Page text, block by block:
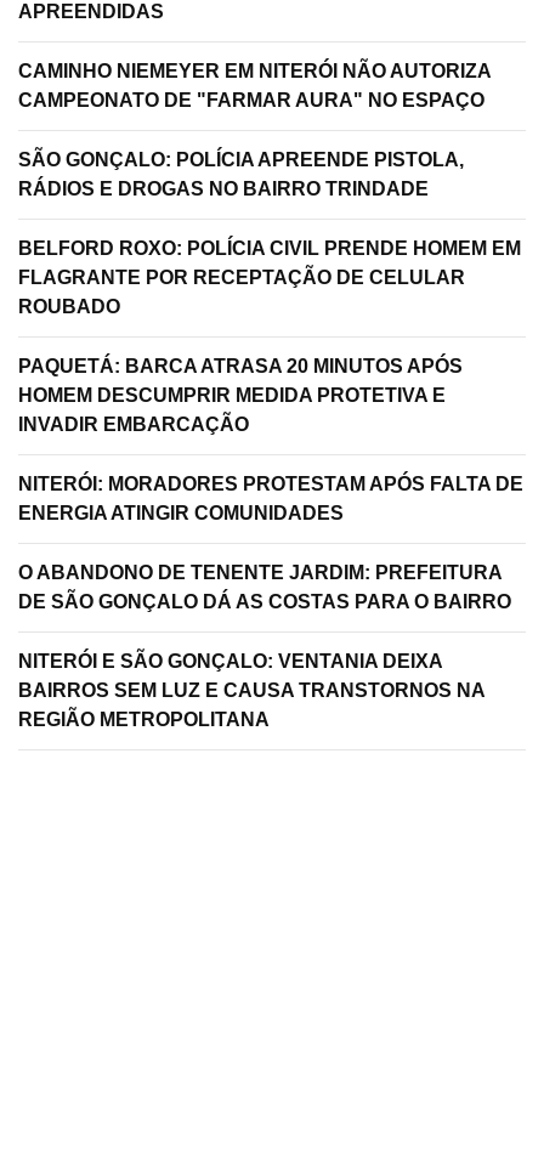
APREENDIDAS
CAMINHO NIEMEYER EM NITERÓI NÃO AUTORIZA
CAMPEONATO DE "FARMAR AURA" NO ESPAÇO
SÃO GONÇALO: POLÍCIA APREENDE PISTOLA,
RÁDIOS E DROGAS NO BAIRRO TRINDADE
BELFORD ROXO: POLÍCIA CIVIL PRENDE HOMEM EM
FLAGRANTE POR RECEPTAÇÃO DE CELULAR
ROUBADO
PAQUETÁ: BARCA ATRASA 20 MINUTOS APÓS
HOMEM DESCUMPRIR MEDIDA PROTETIVA E
INVADIR EMBARCAÇÃO
NITERÓI: MORADORES PROTESTAM APÓS FALTA DE
ENERGIA ATINGIR COMUNIDADES
O ABANDONO DE TENENTE JARDIM: PREFEITURA
DE SÃO GONÇALO DÁ AS COSTAS PARA O BAIRRO
NITERÓI E SÃO GONÇALO: VENTANIA DEIXA
BAIRROS SEM LUZ E CAUSA TRANSTORNOS NA
REGIÃO METROPOLITANA